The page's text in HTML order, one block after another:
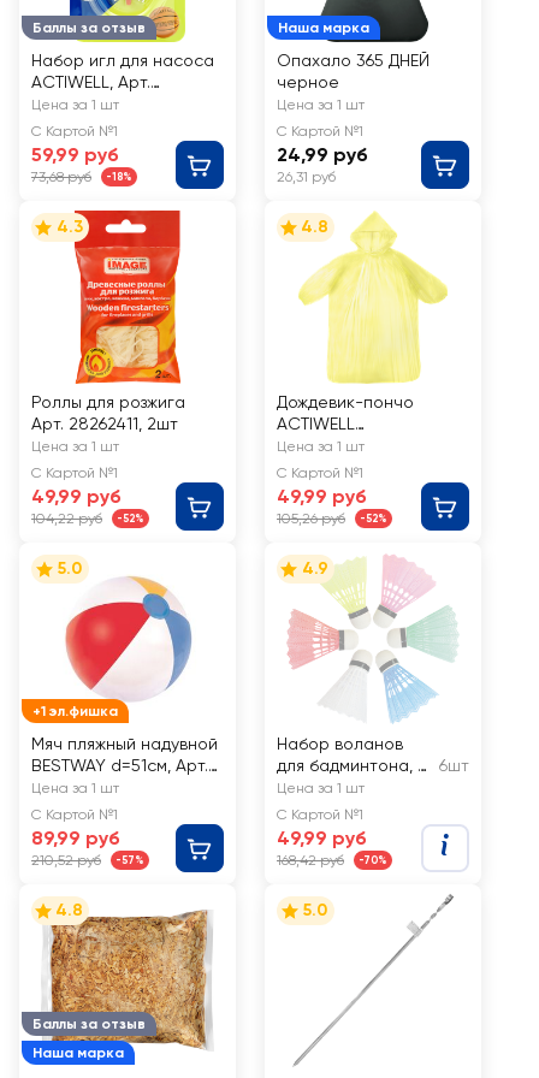
Баллы за отзыв
Набор игл для насоса
ACTIWELL, Арт.
GVSP1801, 5шт
Цена за 1 шт
С Картой №1
59,99 руб
73,68 руб -18%
Наша марка
Опахало 365 ДНЕЙ
черное
Цена за 1 шт
С Картой №1
24,99 руб
26,31 руб
4.3
Роллы для розжига
Арт. 28262411, 2шт
Цена за 1 шт
С Картой №1
49,99 руб
104,22 руб -52%
4.8
Дождевик-пончо
ACTIWELL
85х70х140см, Арт.
GVRC02
Цена за 1 шт
С Картой №1
49,99 руб
105,26 руб -52%
+1 эл.фишка
5.0
Мяч пляжный надувной
BESTWAY d=51см, Арт.
31021
Цена за 1 шт
С Картой №1
89,99 руб
210,52 руб -57%
4.9
Набор воланов
для бадминтона, в
ассортименте,
Арт. GFSP04-S
6шт
Цена за 1 шт
С Картой №1
49,99 руб
168,42 руб -70%
Баллы за отзыв
Наша марка
4.8 5.0